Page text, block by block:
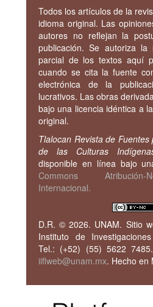
Todos los artículos de la
idioma original. Las
autores no reflejan la
publicación.Se autoriza la
parcial de los textos aquí
cuando se cita la fuente
electrónica de la
lucrativos. Las obras
bajo una licencia idéntica a
original.
Tlalocan Revista de
de las Culturas
disponible en línea bajo
Commons Atribución-
Internacional.
D.R. © 2026. UNAM. Sitio
Instituto de
Tel.: (+52) (55) 5622
iiflweb@unam.mx. Hecho en